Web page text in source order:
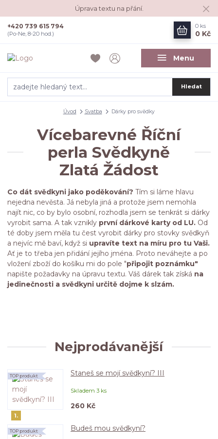
Úprava textu na přání.
Menu
Hledat
+420 739 615 794
(Po-Ne, 8-20 hod.)
0 ks
0 Kč
Úvod Svatba Dárky pro svědky
Vícebarevné Říční
perla Svědkyně
Zlatá Žádost
Co dát svědkyni jako poděkování? Tím si láme hlavu
nejedna nevěsta. Já nebyla jiná a protože jsem nemohla
najít nic, co by bylo osobní, rozhodla jsem se tenkrát si dárky
vyrobit sama. A tak vznikly první dárkové karty od LU. Od
té doby jsem měla tu čest vyrobit dárky pro stovky svědkyň
a nejvíc mě baví, když si upravíte text na míru pro tu Vaši.
Ať je to třeba jen přidání jejího jména. Proto neváhejte a po
vložení zboží do košíku mi do pole "připojit poznámku"
napište požadavky na úpravu textu. Váš dárek tak získá na
jedinečnosti a svědkyni určitě dojme k slzám.
Nejprodávanější
1.
Staneš se mojí svědkyní? III
Skladem 3 ks
TOP produkt
260 Kč
Budeš mou svědkyní?
TOP produkt